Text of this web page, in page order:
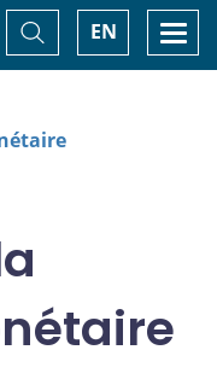
EN
Basculer
la
recherche